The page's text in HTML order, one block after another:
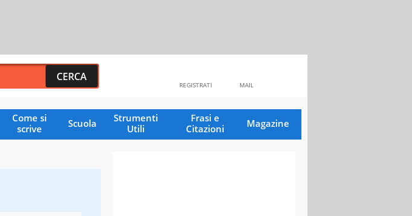
MAIL
REGISTRATI
Come si
scrive
Scuola
Strumenti
Utili
Frasi e
Citazioni
Magazine